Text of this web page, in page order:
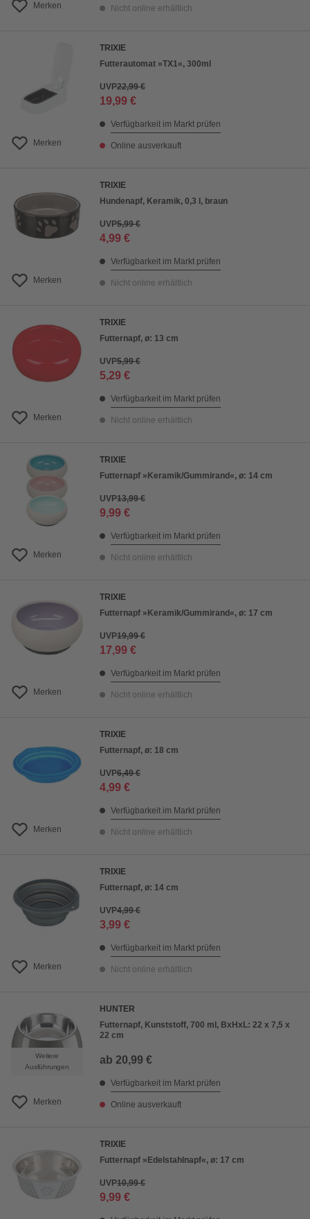
Merken Nicht online erhältlich
Merken
TRIXIE
Futterautomat »TX1«, 300ml
UVP22,99 €
19,99 €
Verfügbarkeit im Markt prüfen
Online ausverkauft
Merken
TRIXIE
Hundenapf, Keramik, 0,3 l, braun
UVP5,99 €
4,99 €
Verfügbarkeit im Markt prüfen
Nicht online erhältlich
Merken
TRIXIE
Futternapf, ø: 13 cm
UVP5,99 €
5,29 €
Verfügbarkeit im Markt prüfen
Nicht online erhältlich
Merken
TRIXIE
Futternapf »Keramik/Gummirand«, ø: 14 cm
UVP13,99 €
9,99 €
Verfügbarkeit im Markt prüfen
Nicht online erhältlich
Merken
TRIXIE
Futternapf »Keramik/Gummirand«, ø: 17 cm
UVP19,99 €
17,99 €
Verfügbarkeit im Markt prüfen
Nicht online erhältlich
Merken
TRIXIE
Futternapf, ø: 18 cm
UVP6,49 €
4,99 €
Verfügbarkeit im Markt prüfen
Nicht online erhältlich
Merken
TRIXIE
Futternapf, ø: 14 cm
UVP4,99 €
3,99 €
Verfügbarkeit im Markt prüfen
Nicht online erhältlich
Weitere
Ausführungen
Merken
HUNTER
Futternapf, Kunststoff, 700 ml, BxHxL: 22 x 7,5 x
22 cm
ab 20,99 €
Verfügbarkeit im Markt prüfen
Online ausverkauft
TRIXIE
Futternapf »Edelstahlnapf«, ø: 17 cm
UVP10,99 €
9,99 €